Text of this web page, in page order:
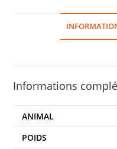
Informations
ANIMAL
POIDS